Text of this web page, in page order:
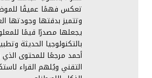
تعكس فهمًا عميقًا
وتتميز بدقتها وجودتها
يجعلها مصدرًا قيمًا
بالتكنولوجيا الحديثة
أحمد مرجعًا للمحتوى
التقني ويُلهم القراء